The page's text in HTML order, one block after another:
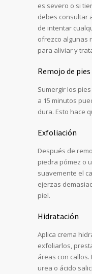
es severo o si
debes consultar
de intentar
ofrezco algunas
para aliviar y
Remojo de pies
Sumergir los
a 15 minutos
dura. Esto hace
Exfoliación
Después de
piedra pómez o
suavemente el
ejerzas
piel.
Hidratación
Aplica crema
exfoliarlos,
áreas con
urea o ácido